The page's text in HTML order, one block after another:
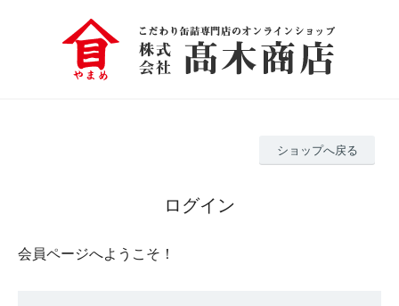
ショップへ戻る
ログイン
会員ページへようこそ！